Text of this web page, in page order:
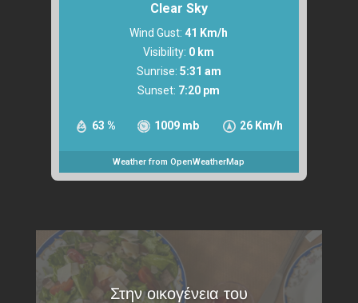
Clear Sky
63 % 1009 mb 26 Km/h
Wind Gust: 41 Km/h
Visibility: 0 km
Sunrise: 5:31 am
Sunset: 7:20 pm
Weather from OpenWeatherMap
Στην οικογένεια του